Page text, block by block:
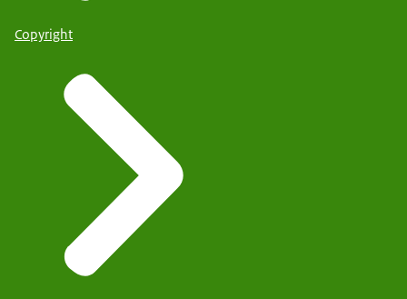
Copyright